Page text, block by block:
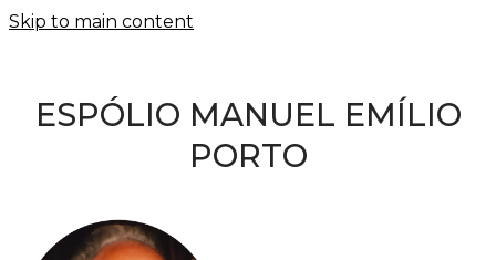
Skip to main content
ESPÓLIO MANUEL EMÍLIO
PORTO